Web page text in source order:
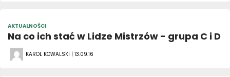
AKTUALNOŚCI
Na co ich stać w Lidze Mistrzów - grupa C i D
KAROL KOWALSKI | 13.09.16